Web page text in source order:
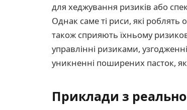
для хеджування ризиків або
Однак саме ті риси, які
також сприяють їхньому
управлінні ризиками,
уникненні поширених пасток,
Приклади з